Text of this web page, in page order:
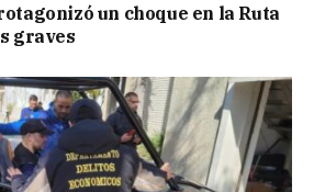
un choque en la Ruta
graves